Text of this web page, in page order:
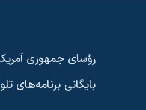
رؤسای جمهوری
بایگانی برنامه‌های